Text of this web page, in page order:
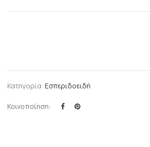
Κατηγορία: Εσπεριδοειδή
Κοινοποίηση: